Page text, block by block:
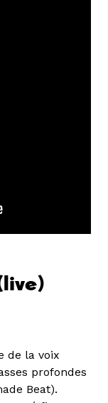
de la voix
profondes
Beat).